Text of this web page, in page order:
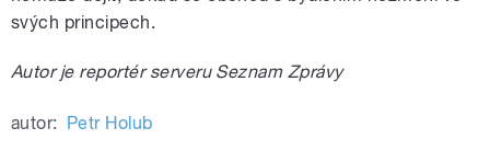
svých principech.
Autor je reportér serveru Seznam Zprávy
autor: Petr Holub